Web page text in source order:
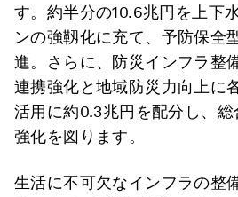
す。約半分の10.6兆円を上下
ンの強靱化に充て、予防保全
進。さらに、防災インフラ整
連携強化と地域防災力向上に
活用に約0.3兆円を配分し、総
強化を図ります。
生活に不可欠なインフラの整